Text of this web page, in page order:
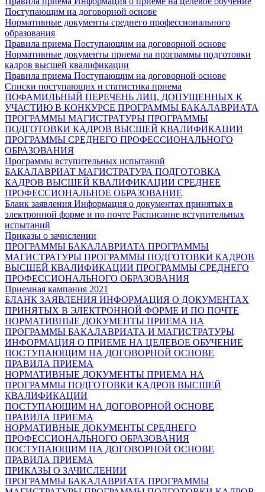
Поступающим на договорной основе
Нормативные документы среднего профессионального
образования
Правила приема Поступающим на договорной основе
Нормативные документы приема на программы подготовки
кадров высшей квалификации
Правила приема Поступающим на договорной основе
Списки поступающих и статистика приема
ПОФАМИЛЬНЫЙ ПЕРЕЧЕНЬ ЛИЦ, ДОПУЩЕННЫХ К
УЧАСТИЮ В КОНКУРСЕ ПРОГРАММЫ БАКАЛАВРИАТА
ПРОГРАММЫ МАГИСТРАТУРЫ ПРОГРАММЫ
ПОДГОТОВКИ КАДРОВ ВЫСШЕЙ КВАЛИФИКАЦИИ
ПРОГРАММЫ СРЕДНЕГО ПРОФЕССИОНАЛЬНОГО
ОБРАЗОВАНИЯ
Программы вступительных испытаний
БАКАЛАВРИАТ МАГИСТРАТУРА ПОДГОТОВКА
КАДРОВ ВЫСШЕЙ КВАЛИФИКАЦИИ СРЕДНЕЕ
ПРОФЕССИОНАЛЬНОЕ ОБРАЗОВАНИЕ
Бланк заявления Информация о документах принятых в
электронной форме и по почте Расписание вступительных
испытаний
Приказы о зачислении
ПРОГРАММЫ БАКАЛАВРИАТА ПРОГРАММЫ
МАГИСТРАТУРЫ ПРОГРАММЫ ПОДГОТОВКИ КАДРОВ
ВЫСШЕЙ КВАЛИФИКАЦИИ ПРОГРАММЫ СРЕДНЕГО
ПРОФЕССИОНАЛЬНОГО ОБРАЗОВАНИЯ
Приемная кампания 2021
БЛАНК ЗАЯВЛЕНИЯ ИНФОРМАЦИЯ О ДОКУМЕНТАХ
ПРИНЯТЫХ В ЭЛЕКТРОННОЙ ФОРМЕ И ПО ПОЧТЕ
НОРМАТИВНЫЕ ДОКУМЕНТЫ ПРИЕМА НА
ПРОГРАММЫ БАКАЛАВРИАТА И МАГИСТРАТУРЫ
ИНФОРМАЦИЯ О ПРИЕМЕ НА ЦЕЛЕВОЕ ОБУЧЕНИЕ
ПОСТУПАЮЩИМ НА ДОГОВОРНОЙ ОСНОВЕ
ПРАВИЛА ПРИЕМА
НОРМАТИВНЫЕ ДОКУМЕНТЫ ПРИЕМА НА
ПРОГРАММЫ ПОДГОТОВКИ КАДРОВ ВЫСШЕЙ
КВАЛИФИКАЦИИ
ПОСТУПАЮЩИМ НА ДОГОВОРНОЙ ОСНОВЕ
ПРАВИЛА ПРИЕМА
НОРМАТИВНЫЕ ДОКУМЕНТЫ СРЕДНЕГО
ПРОФЕССИОНАЛЬНОГО ОБРАЗОВАНИЯ
ПОСТУПАЮЩИМ НА ДОГОВОРНОЙ ОСНОВЕ
ПРАВИЛА ПРИЕМА
ПРИКАЗЫ О ЗАЧИСЛЕНИИ
ПРОГРАММЫ БАКАЛАВРИАТА ПРОГРАММЫ